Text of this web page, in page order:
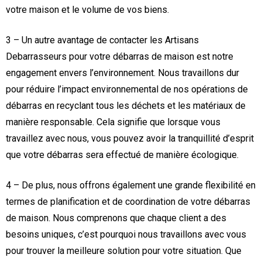
votre maison et le volume de vos biens.
3 – Un autre avantage de contacter les Artisans
Debarrasseurs pour votre débarras de maison est notre
engagement envers l’environnement. Nous travaillons dur
pour réduire l’impact environnemental de nos opérations de
débarras en recyclant tous les déchets et les matériaux de
manière responsable. Cela signifie que lorsque vous
travaillez avec nous, vous pouvez avoir la tranquillité d’esprit
que votre débarras sera effectué de manière écologique.
4 – De plus, nous offrons également une grande flexibilité en
termes de planification et de coordination de votre débarras
de maison. Nous comprenons que chaque client a des
besoins uniques, c’est pourquoi nous travaillons avec vous
pour trouver la meilleure solution pour votre situation. Que